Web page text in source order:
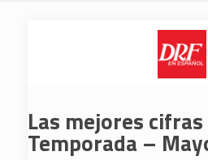
Las mejores
Temporada –